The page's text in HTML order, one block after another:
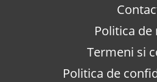
Politica de
Termeni si
Politica de